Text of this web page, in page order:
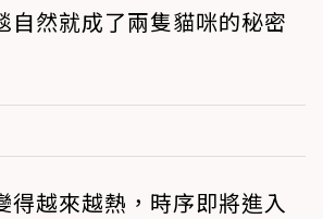
自然就成了兩隻貓咪的秘密
得越來越熱，時序即將進入